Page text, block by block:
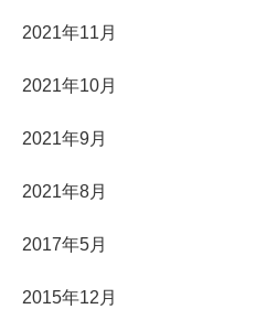
2021年11月
2021年10月
2021年9月
2021年8月
2017年5月
2015年12月